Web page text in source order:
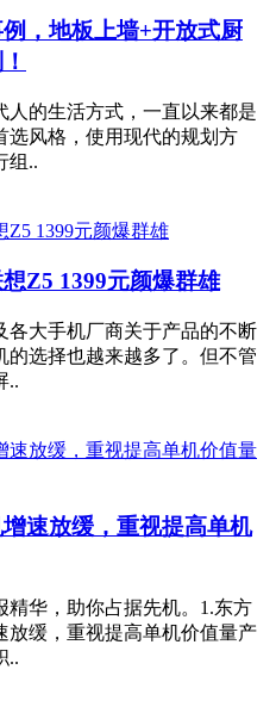
，地板上墙+开放式厨
人的生活方式，一直以来都是
选风格，使用现代的规划方
组..
Z5 1399元颜爆群雄
各大手机厂商关于产品的不断
的选择也越来越多了。但不管
..
速放缓，重视提高单机
精华，助你占据先机。1.东方
放缓，重视提高单机价值量产
..